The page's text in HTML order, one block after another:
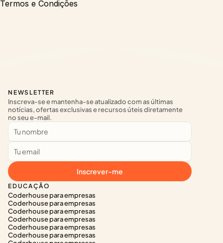
Termos e Condições
EDUCAÇÃO
Coderhouse para empresas
Coderhouse para empresas
Coderhouse para empresas
Coderhouse para empresas
Coderhouse para empresas
Coderhouse para empresas
NEWSLETTER
Inscreva-se e mantenha-se atualizado com as últimas
notícias, ofertas exclusivas e recursos úteis diretamente
no seu e-mail.
Inscrever-me